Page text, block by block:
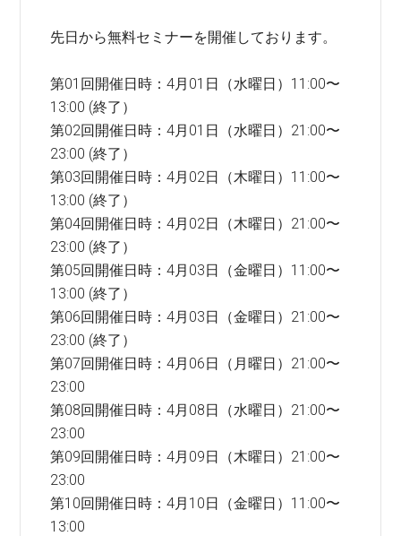
先日から無料セミナーを開催しております。
第01回開催日時：4月01日（水曜日）11:00〜
13:00 (終了）
第02回開催日時：4月01日（水曜日）21:00〜
23:00 (終了）
第03回開催日時：4月02日（木曜日）11:00〜
13:00 (終了）
第04回開催日時：4月02日（木曜日）21:00〜
23:00 (終了）
第05回開催日時：4月03日（金曜日）11:00〜
13:00 (終了）
第06回開催日時：4月03日（金曜日）21:00〜
23:00 (終了）
第07回開催日時：4月06日（月曜日）21:00〜
23:00
第08回開催日時：4月08日（水曜日）21:00〜
23:00
第09回開催日時：4月09日（木曜日）21:00〜
23:00
第10回開催日時：4月10日（金曜日）11:00〜
13:00